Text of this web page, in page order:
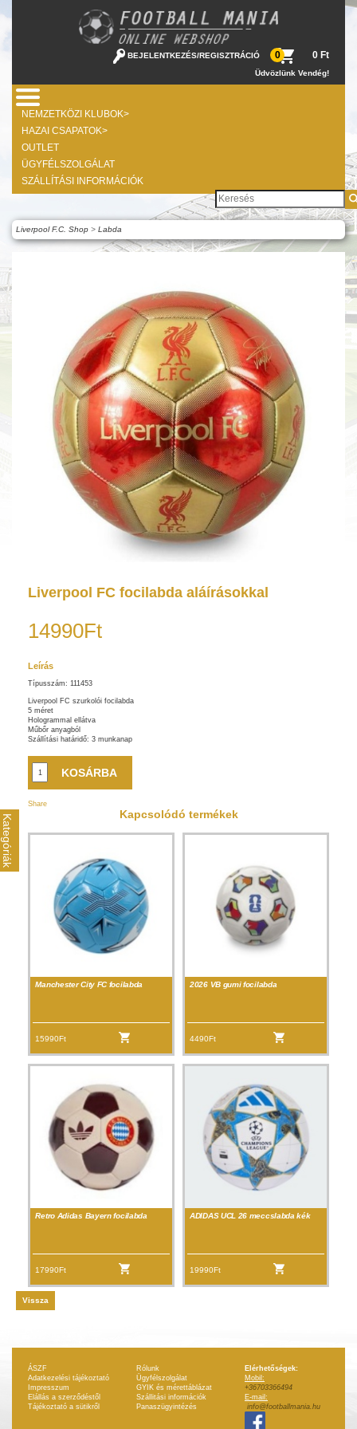
BEJELENTKEZÉS/REGISZTRÁCIÓ 0 0 Ft
Üdvözlünk Vendég!
NEMZETKÖZI KLUBOK>
HAZAI CSAPATOK>
OUTLET
ÜGYFÉLSZOLGÁLAT
SZÁLLÍTÁSI INFORMÁCIÓK
Kategóriák
Liverpool F.C. Shop > Labda
Liverpool FC focilabda aláírásokkal
14990Ft
Leírás
Típusszám: 111453
Liverpool FC szurkolói focilabda
5 méret
Hologrammal ellátva
Műbőr anyagból
Szállítási határidő: 3 munkanap
Share
Kapcsolódó termékek
Manchester City FC focilabda
15990Ft
2026 VB gumi focilabda
4490Ft
Retro Adidas Bayern focilabda
17990Ft
ADIDAS UCL 26 meccslabda kék
19990Ft
Vissza
ÁSZF
Adatkezelési tájékoztató
Impresszum
Elállás a szerződéstől
Tájékoztató a sütikről
Rólunk
Ügyfélszolgálat
GYIK és mérettáblázat
Szállitási információk
Panaszügyintézés
Elérhetőségek:
Mobil:
+36703366494
E-mail:
info@footballmania.hu